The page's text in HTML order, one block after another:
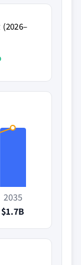
(2026–
2035
$1.7B